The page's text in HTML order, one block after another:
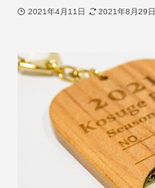
2021年4月11日 2021年8月29日